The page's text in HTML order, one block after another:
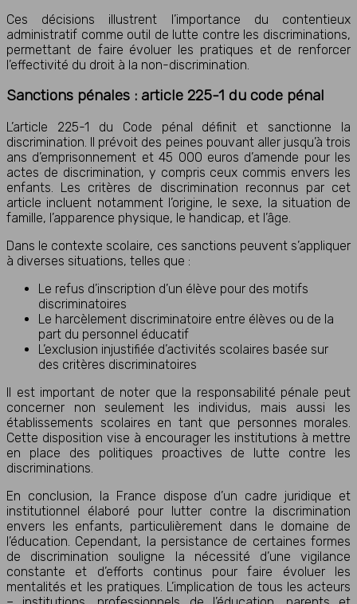
Ces décisions illustrent l’importance du contentieux
administratif comme outil de lutte contre les discriminations,
permettant de faire évoluer les pratiques et de renforcer
l’effectivité du droit à la non-discrimination.
Sanctions pénales : article 225-1 du code pénal
L’article 225-1 du Code pénal définit et sanctionne la
discrimination. Il prévoit des peines pouvant aller jusqu’à trois
ans d’emprisonnement et 45 000 euros d’amende pour les
actes de discrimination, y compris ceux commis envers les
enfants. Les critères de discrimination reconnus par cet
article incluent notamment l’origine, le sexe, la situation de
famille, l’apparence physique, le handicap, et l’âge.
Dans le contexte scolaire, ces sanctions peuvent s’appliquer
à diverses situations, telles que :
Le refus d’inscription d’un élève pour des motifs
discriminatoires
Le harcèlement discriminatoire entre élèves ou de la
part du personnel éducatif
L’exclusion injustifiée d’activités scolaires basée sur
des critères discriminatoires
Il est important de noter que la responsabilité pénale peut
concerner non seulement les individus, mais aussi les
établissements scolaires en tant que personnes morales.
Cette disposition vise à encourager les institutions à mettre
en place des politiques proactives de lutte contre les
discriminations.
En conclusion, la France dispose d’un cadre juridique et
institutionnel élaboré pour lutter contre la discrimination
envers les enfants, particulièrement dans le domaine de
l’éducation. Cependant, la persistance de certaines formes
de discrimination souligne la nécessité d’une vigilance
constante et d’efforts continus pour faire évoluer les
mentalités et les pratiques. L’implication de tous les acteurs